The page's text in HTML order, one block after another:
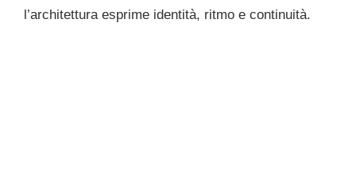
l’architettura esprime identità, ritmo e continuità.